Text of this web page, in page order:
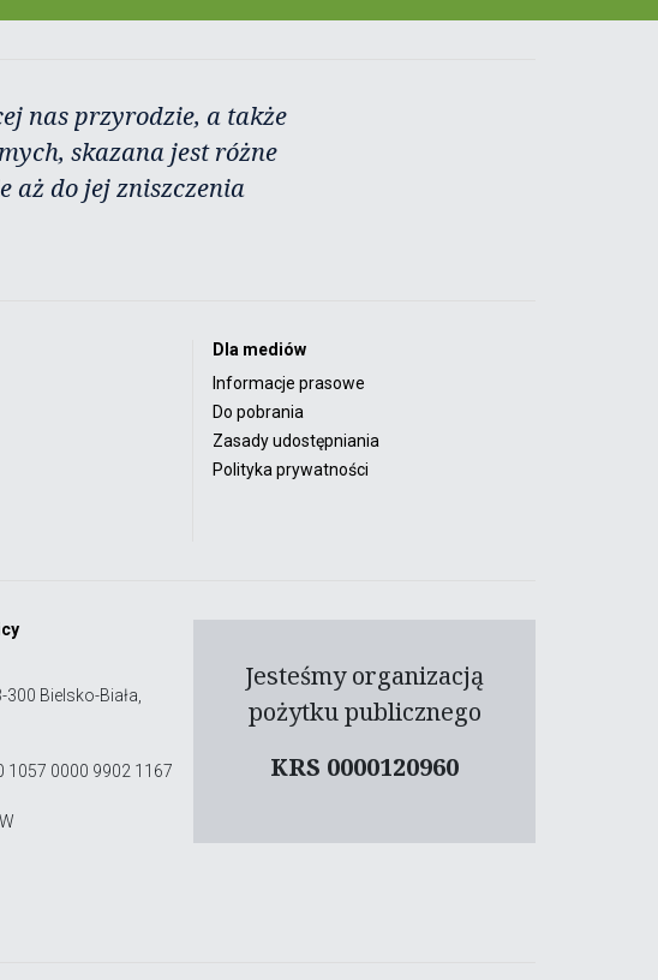
nas przyrodzie, a także
skazana jest różne
aż do jej zniszczenia
Dla mediów
Informacje prasowe
Do pobrania
Zasady udostępniania
Polityka prywatności
Bielsko-Biała,
1057 0000 9902 1167
Jesteśmy organizacją
pożytku publicznego
KRS 0000120960